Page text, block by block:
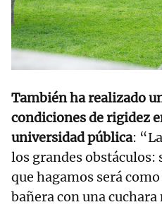
También ha realizado
condiciones de rigidez
universidad pública:
los grandes
que hagamos será
bañera con una